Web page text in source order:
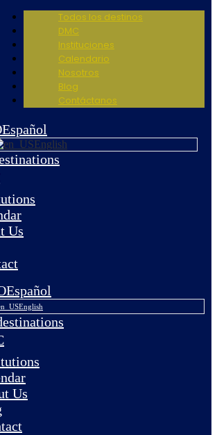
Todos los destinos
DMC
Instituciones
Calendario
Nosotros
Blog
Contáctanos
Español
English
Us
Español
English
Us